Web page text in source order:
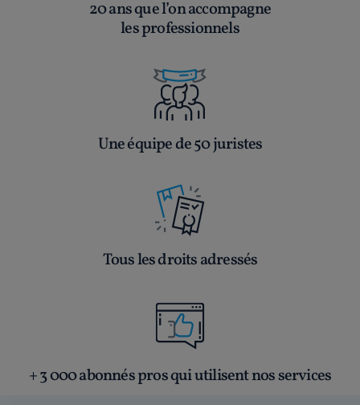
20 ans que l’on accompagne
les professionnels
Une équipe de 50 juristes
Tous les droits adressés
+ 3 000 abonnés pros qui utilisent nos services